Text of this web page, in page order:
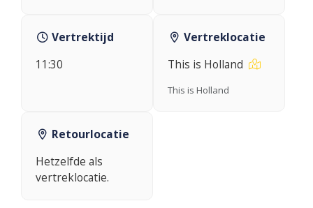
Vertrektijd
11:30
Vertreklocatie
This is Holland
This is Holland
Retourlocatie
Hetzelfde als
vertreklocatie.